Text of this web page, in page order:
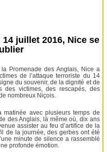
juillet 2016, Nice se
Promenade des Anglais, Nice a
de l’attaque terroriste du 14
du souvenir, de la dignité et de
des victimes, des rescapés, des
nombreux Niçois.
matinée avec plusieurs temps de
des Anglais, là même où, dix ans
assister au feu d’artifice de la
de la journée, des gerbes ont été
minute de silence a rassemblé
profonde émotion.